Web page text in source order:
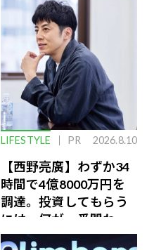
LIFESTYLE PR 2026.8.10
【西野亮廣】わずか34
時間で4億8000万円を
調達。投資してもらう
には、何が一番問われ
るのか